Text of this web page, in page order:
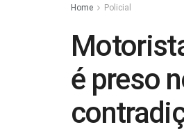
Home Policial
é preso